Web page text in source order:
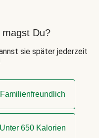
Du?
sie später jederzeit
Familienfreundlich
Unter 650 Kalorien